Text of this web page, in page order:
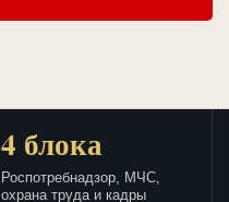
4 блока
Роспотребнадзор, МЧС,
охрана труда и кадры